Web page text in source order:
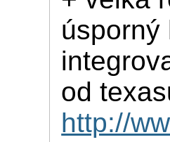
úsporný
od
http://